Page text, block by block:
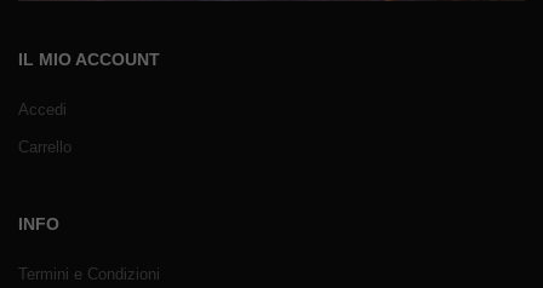
IL MIO ACCOUNT
Accedi
Carrello
INFO
Termini e Condizioni